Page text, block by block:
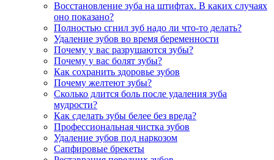
Восстановление зуба на штифтах. В каких случаях
оно показано?
Полностью сгнил зуб надо ли что-то делать?
Удаление зубов во время беременности
Почему у вас разрушаются зубы?
Почему у вас болят зубы?
Как сохранить здоровье зубов
Почему желтеют зубы?
Сколько длится боль после удаления зуба
мудрости?
Как сделать зубы белее без вреда?
Профессиональная чистка зубов
Удаление зубов под наркозом
Сапфировые брекеты